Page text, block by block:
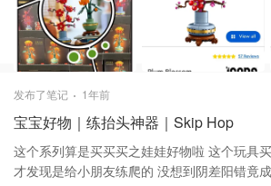
享受拼拼拼的乐趣， 拼完又这么好看可以当
荐👍
发布了笔记 1年前
宝宝好物｜练抬头神器｜Skip Hop
这个系列算是买买买之娃娃好物啦 这个玩具
才发现是给小朋友练爬的 没想到阴差阳错竟